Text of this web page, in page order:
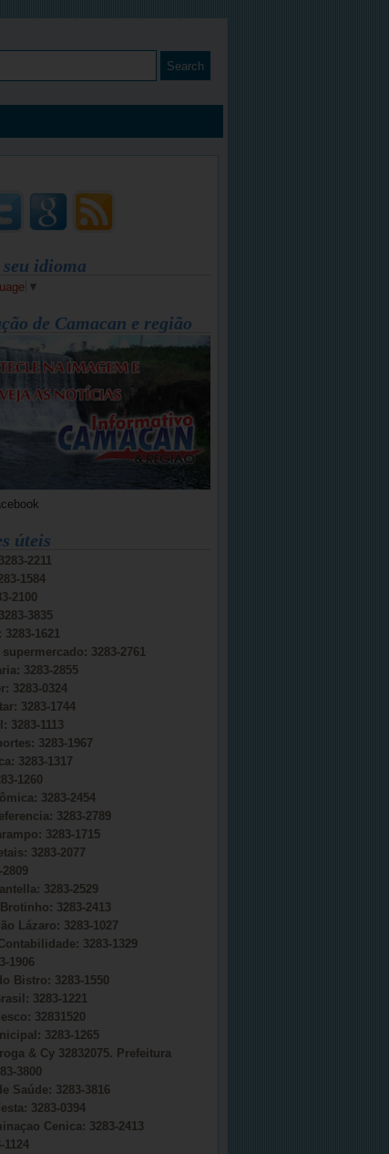
idioma
▼
de Camacan e região
úteis
2211
1584
2100
3835
1621
3283-2761
3283-2855
3283-0324
3283-1744
3283-1113
3283-1967
3283-1317
1260
3283-2454
3283-2789
3283-1715
3283-2077
2809
3283-2529
3283-2413
Lázaro: 3283-1027
3283-1329
1906
Bistro: 3283-1550
3283-1221
32831520
3283-1265
& Cy 32832075. Prefeitura
3800
Saúde: 3283-3816
3283-0394
Cenica: 3283-2413
1124